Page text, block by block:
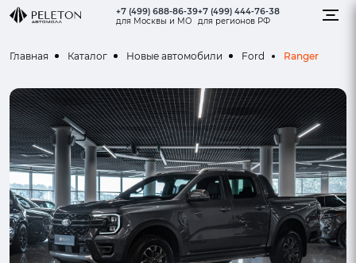
+7 (499) 688-86-39
для Москвы и МО
+7 (499) 444-76-38
для регионов РФ
Главная Каталог Новые автомобили Ford Ranger